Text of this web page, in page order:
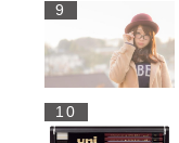
9
10